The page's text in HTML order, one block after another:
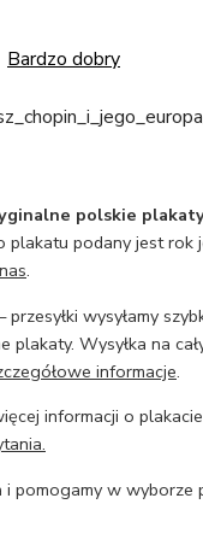
Bardzo dobry
polskie
podany jest rok
.
wysyłamy
plakaty. Wysyłka na
informacje.
informacji o plakacie
pomogamy w wyborze